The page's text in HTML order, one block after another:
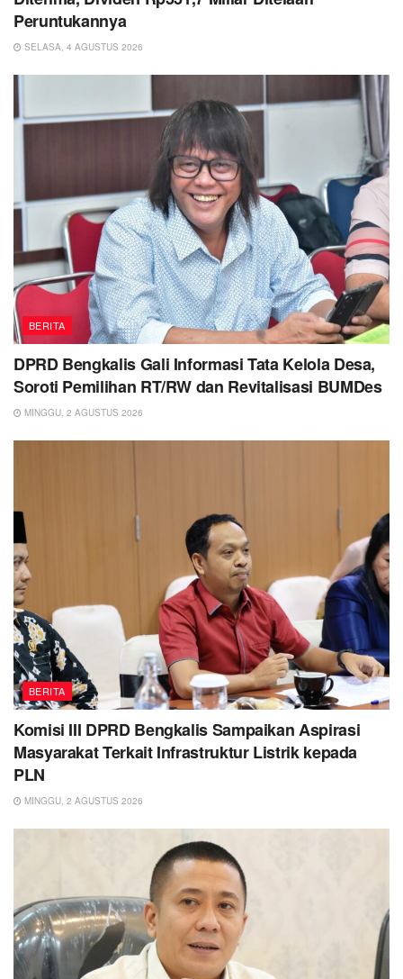
Peruntukannya
SELASA, 4 AGUSTUS 2026
BERITA
DPRD Bengkalis Gali Informasi Tata Kelola Desa,
Soroti Pemilihan RT/RW dan Revitalisasi BUMDes
MINGGU, 2 AGUSTUS 2026
BERITA
Komisi III DPRD Bengkalis Sampaikan Aspirasi
Masyarakat Terkait Infrastruktur Listrik kepada
PLN
MINGGU, 2 AGUSTUS 2026